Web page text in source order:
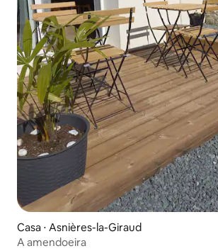
Casa ⋅ Asnières-la-Giraud
A amendoeira